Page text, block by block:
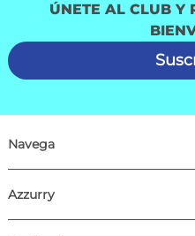
ÚNETE AL CLUB Y
Navega
Azzurry